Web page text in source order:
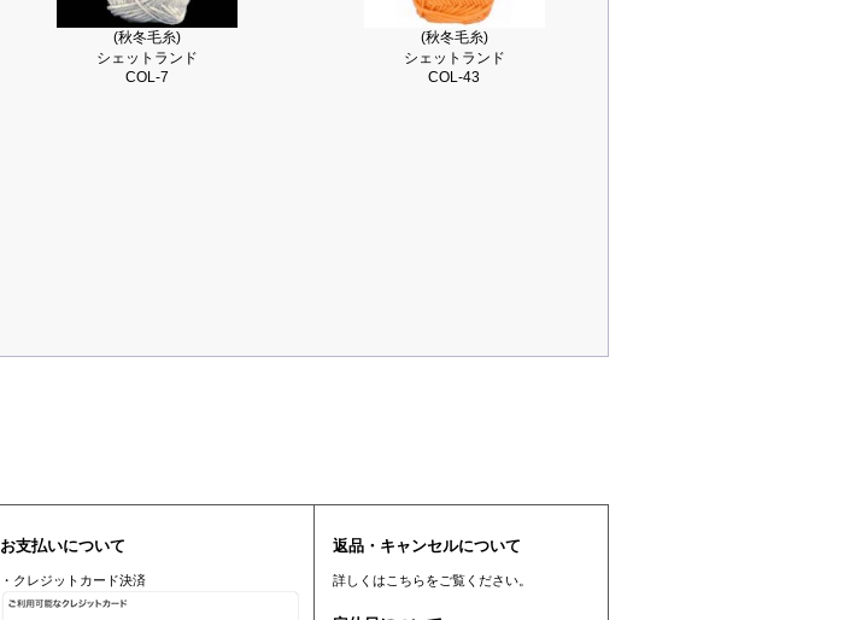
(秋冬毛糸)
シェットランド
COL-7
(秋冬毛糸)
シェットランド
COL-43
お支払いについて
・クレジットカード決済
返品・キャンセルについて
詳しくは こちらをご覧ください。